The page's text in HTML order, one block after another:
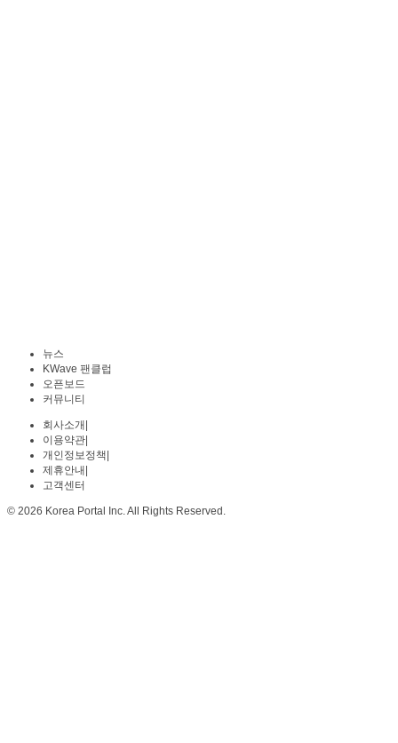
뉴스
KWave 팬클럽
오픈보드
커뮤니티
회사소개
이용약관
개인정보정책
제휴안내
고객센터
© 2026 Korea Portal Inc. All Rights Reserved.